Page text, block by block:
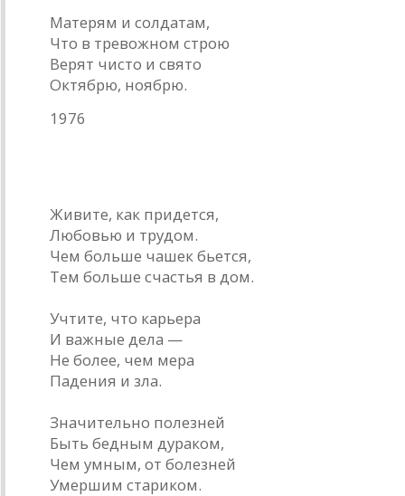
Матерям и солдатам,
Что в тревожном строю
Верят чисто и свято
Октябрю, ноябрю.
1976
Живите, как придется,
Любовью и трудом.
Чем больше чашек бьется,
Тем больше счастья в дом.
Учтите, что карьера
И важные дела —
Не более, чем мера
Падения и зла.
Значительно полезней
Быть бедным дураком,
Чем умным, от болезней
Умершим стариком.